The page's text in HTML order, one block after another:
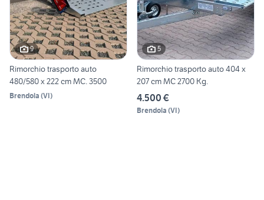
9
Rimorchio trasporto auto
480/580 x 222 cm MC. 3500
Brendola (VI)
5
Rimorchio trasporto auto 404 x
207 cm MC 2700 Kg.
4.500 €
Brendola (VI)